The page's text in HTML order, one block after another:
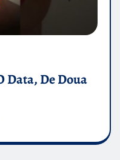
Data, De Doua